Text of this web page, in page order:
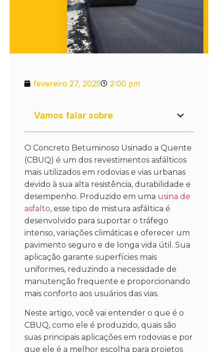
fevereiro 27, 2025 2:00 pm
Vamos falar sobre
O Concreto Betuminoso Usinado a Quente
(CBUQ) é um dos revestimentos asfálticos
mais utilizados em rodovias e vias urbanas
devido à sua alta resistência, durabilidade e
desempenho. Produzido em uma usina de
asfalto, esse tipo de mistura asfáltica é
desenvolvido para suportar o tráfego
intenso, variações climáticas e oferecer um
pavimento seguro e de longa vida útil. Sua
aplicação garante superfícies mais
uniformes, reduzindo a necessidade de
manutenção frequente e proporcionando
mais conforto aos usuários das vias.
Neste artigo, você vai entender o que é o
CBUQ, como ele é produzido, quais são
suas principais aplicações em rodovias e por
que ele é a melhor escolha para projetos